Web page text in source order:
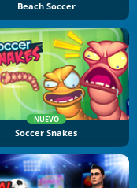
Beach Soccer
NUEVO
Soccer Snakes